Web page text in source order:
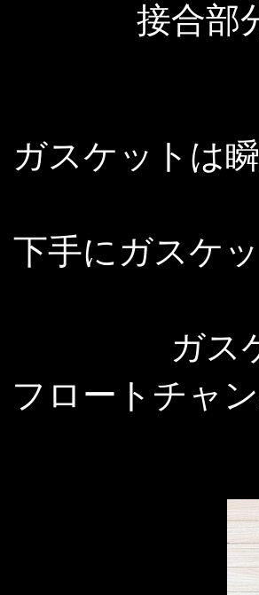
接合部
ガスケットは
下手にガスケ
ガス
フロートチャ